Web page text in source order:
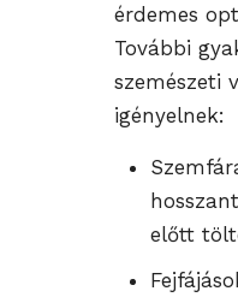
érdemes
További
szemészeti
igényelnek:
előtt